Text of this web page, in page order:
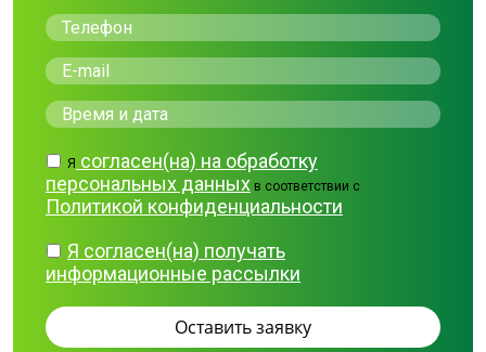
Я согласен(на) на обработку
персональных данных в соответствии с
Политикой конфиденциальности
Я согласен(на) получать
информационные рассылки